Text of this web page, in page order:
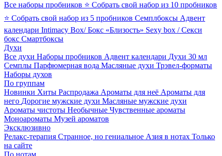
Все наборы пробников ⭐ Собрать свой набор из 10 пробников
⭐ Собрать свой набор из 5 пробников Семплбоксы Адвент
календари Intimacy Box/ Бокс «Близость» Sexy box / Секси
бокс Смартбоксы
Духи
Все духи Наборы пробников Адвент календари Духи 30 мл
Семплы Парфюмерная вода Масляные духи Трэвел-форматы
Наборы духов
По группам
Новинки Хиты Распродажа Ароматы для неё Ароматы для
него Дорогие мужские духи Масляные мужские духи
Ароматы чистоты Необычные Чувственные ароматы
Моноароматы Музей ароматов
Эксклюзивно
Релакс-терапия Странное, но гениальное Азия в нотах Только
на сайте
По нотам